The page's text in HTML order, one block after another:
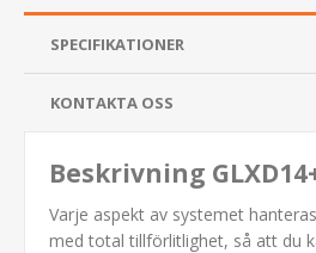
SPECIFIKATIONER
KONTAKTA OSS
Beskrivning
Varje aspekt av systemet
med total tillförlitlighet, så att du